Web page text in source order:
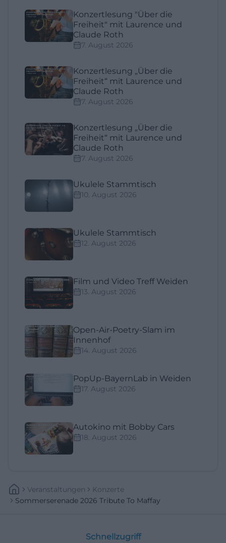
Konzertlesung "Über die
Freiheit" mit Laurence und
Claude Roth
7. August 2026
Konzertlesung „Über die
Freiheit“ mit Laurence und
Claude Roth
7. August 2026
Konzertlesung „Über die
Freiheit“ mit Laurence und
Claude Roth
7. August 2026
Ukulele Stammtisch
10. August 2026
Ukulele Stammtisch
12. August 2026
Film und Video Treff Weiden
13. August 2026
Open-Air-Poetry-Slam im
Innenhof
14. August 2026
PopUp-BayernLab in Weiden
17. August 2026
Autokino mit Bobby Cars
18. August 2026
Veranstaltungen
Konzerte
Sommerserenade 2026 Tribute To Maffay
Schnellzugriff